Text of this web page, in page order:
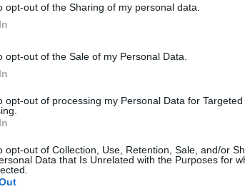
opt-out of the Sharing of my personal data.
opt-out of the Sale of my Personal Data.
opt-out of processing my Personal Data for Targeted
opt-out of Collection, Use, Retention, Sale, and/or
Data that Is Unrelated with the Purposes for
Solinas – è presente al tavolo tecnico-
attivato dal ministero delle Politiche
definito un programma d’azione
tra l’altro, proprio la
di tipo biologico.
Murgia – l’assessorato
le diverse strutture impegnate
della diffusione della cimice asiatica e
operatori agricoli”.